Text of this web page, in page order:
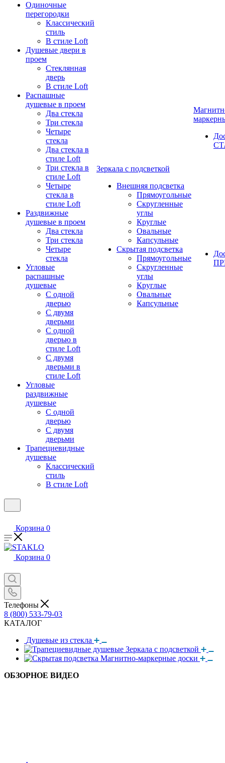
Одиночные
перегородки
Классический
стиль
В стиле Loft
Душевые двери в
проем
Стеклянная
дверь
В стиле Loft
Распашные
душевые в проем
Два стекла
Три стекла
Четыре
стекла
Два стекла в
стиле Loft
Три стекла в
стиле Loft
Четыре
стекла в
стиле Loft
Раздвижные
душевые в проем
Два стекла
Три стекла
Четыре
стекла
Угловые
распашные
душевые
С одной
дверью
С двумя
дверьми
С одной
дверью в
стиле Loft
С двумя
дверьми в
стиле Loft
Угловые
раздвижные
душевые
С одной
дверью
С двумя
дверьми
Трапециевидные
душевые
Классический
стиль
В стиле Loft
Зеркала с подсветкой
Внешняя подсветка
Прямоугольные
Скругленные
углы
Круглые
Овальные
Капсульные
Скрытая подсветка
Прямоугольные
Скругленные
углы
Круглые
Овальные
Капсульные
Корзина 0
Корзина 0
Телефоны
8 (800) 533-79-03
КАТАЛОГ
Душевые из стекла
Зеркала с подсветкой
Магнитно-маркерные доски
ОБЗОРНОЕ ВИДЕО